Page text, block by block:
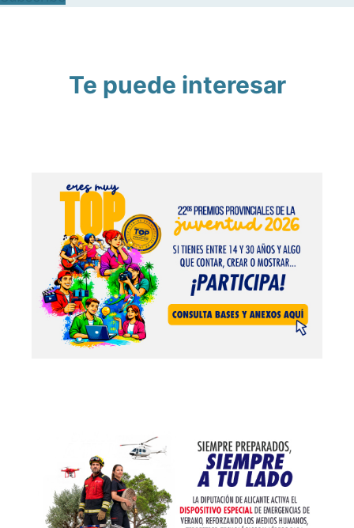
Te puede interesar